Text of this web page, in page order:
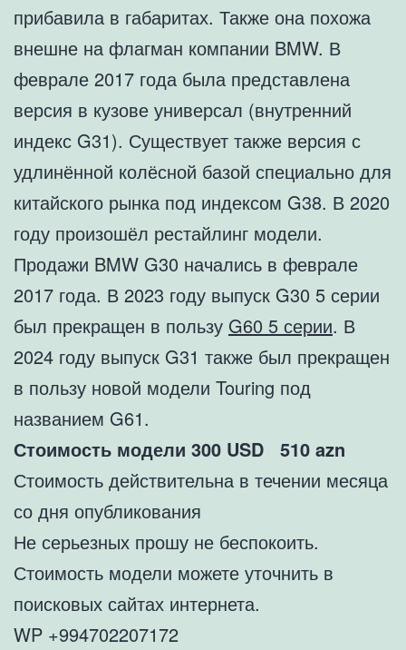
прибавила в габаритах. Также она похожа
внешне на флагман компании BMW. В
феврале 2017 года была представлена
версия в кузове универсал (внутренний
индекс G31). Существует также версия с
удлинённой колёсной базой специально для
китайского рынка под индексом G38. В 2020
году произошёл рестайлинг модели.
Продажи BMW G30 начались в феврале
2017 года. В 2023 году выпуск G30 5 серии
был прекращен в пользу G60 5 серии. В
2024 году выпуск G31 также был прекращен
в пользу новой модели Touring под
названием G61.
Стоимость модели 300 USD 510 azn
Стоимость действительна в течении месяца
со дня опубликования
Не серьезных прошу не беспокоить.
Стоимость модели можете уточнить в
поисковых сайтах интернета.
WP +994702207172